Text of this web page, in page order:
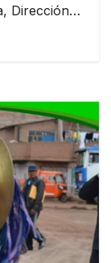
Dirección…